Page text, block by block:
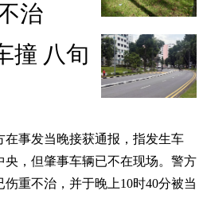
治
撞 八旬
事发当晚接获通报，指发生车
，但肇事车辆已不在现场。警方
重不治，并于晚上10时40分被当